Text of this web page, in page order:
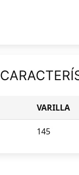
VARILLA
145